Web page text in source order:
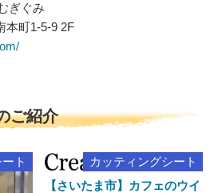
ぎぐみ
本町1-5-9 2F
ご紹介
ト
カッティングシート
【さいたま市】カフェのウイ